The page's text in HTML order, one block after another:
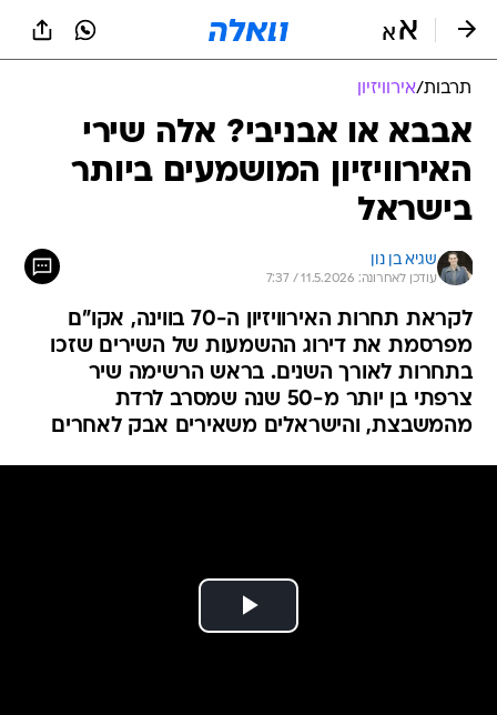
תרבות/אירוויזיון
אבבא או אבניבי? אלה שירי
האירוויזיון המושמעים ביותר
בישראל
שגיא בן נון
עודכן לאחרונה: 11.5.2026 / 7:37
לקראת תחרות האירוויזיון ה-70 בווינה, אקו"ם
מפרסמת את דירוג ההשמעות של השירים שזכו
בתחרות לאורך השנים. בראש הרשימה שיר
צרפתי בן יותר מ-50 שנה שמסרב לרדת
מהמשבצת, והישראלים משאירים אבק לאחרים